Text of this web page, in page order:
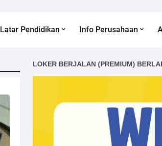
Latar Pendidikan Info Perusahaan
LOKER BERJALAN (PREMIUM)